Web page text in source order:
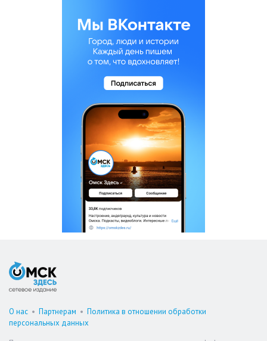
О нас • Партнерам • Политика в отношении обработки
персональных данных